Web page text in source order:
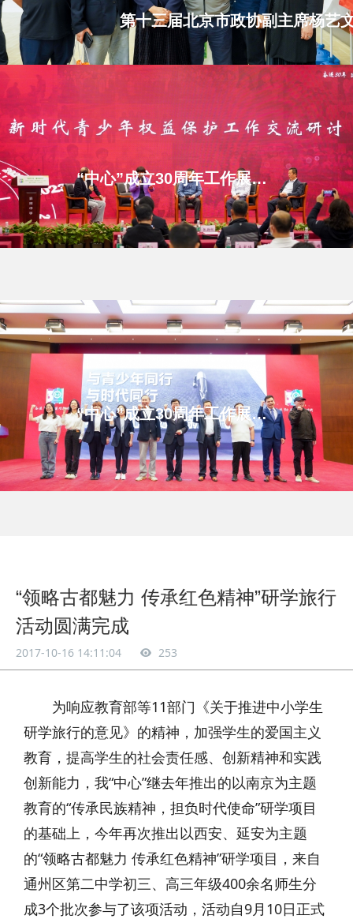
“中心”成立30周年工作展示系列之二
“中心”成立30周年工作展示系列之三
“领略古都魅力 传承红色精神”研学旅行
活动圆满完成
2017-10-16 14:11:04 253
为响应教育部等11部门《关于推进中小学生
研学旅行的意见》的精神，加强学生的爱国主义
教育，提高学生的社会责任感、创新精神和实践
创新能力，我“中心”继去年推出的以南京为主题
教育的“传承民族精神，担负时代使命”研学项目
的基础上，今年再次推出以西安、延安为主题
的“领略古都魅力 传承红色精神”研学项目，来自
通州区第二中学初三、高三年级400余名师生分
成3个批次参与了该项活动，活动自9月10日正式